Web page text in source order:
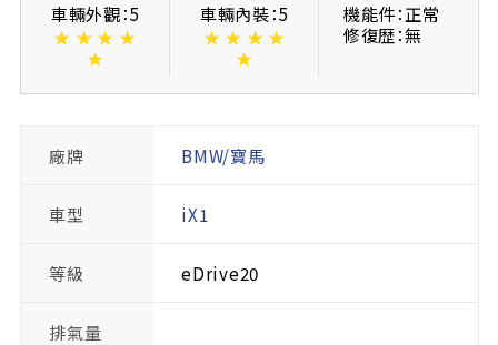
車輛外觀：5
★ ★ ★ ★
★
車輛內裝：5
★ ★ ★ ★
★
機能件：正常
修復歴：無
廠牌 BMW/寶馬
車型 iX1
等級 eDrive20
排氣量